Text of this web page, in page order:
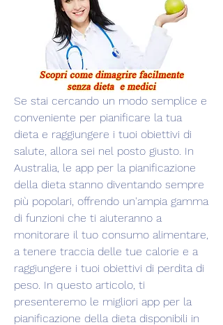
Se stai cercando un modo semplice e
conveniente per pianificare la tua
dieta e raggiungere i tuoi obiettivi di
salute, allora sei nel posto giusto. In
Australia, le app per la pianificazione
della dieta stanno diventando sempre
più popolari, offrendo un'ampia gamma
di funzioni che ti aiuteranno a
monitorare il tuo consumo alimentare,
a tenere traccia delle tue calorie e a
raggiungere i tuoi obiettivi di perdita di
peso. In questo articolo, ti
presenteremo le migliori app per la
pianificazione della dieta disponibili in